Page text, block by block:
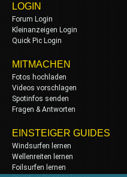
LOGIN
Forum Login
Kleinanzeigen Login
Quick Pic Login
MITMACHEN
Fotos hochladen
Videos vorschlagen
Spotinfos senden
Fragen & Antworten
EINSTEIGER GUIDES
Windsurfen lernen
Wellenreiten lernen
Foilsurfen lernen